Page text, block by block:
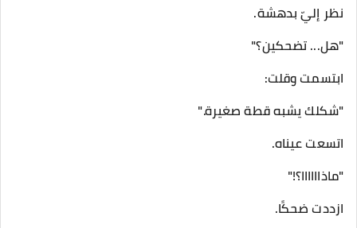
نظر إليّ بدهشة.
"هل... تضحكين؟"
ابتسمت وقلت:
"شكلك يشبه قطة صغيرة."
اتسعت عيناه.
"ماذاااااا؟!"
ازددت ضحكًا.